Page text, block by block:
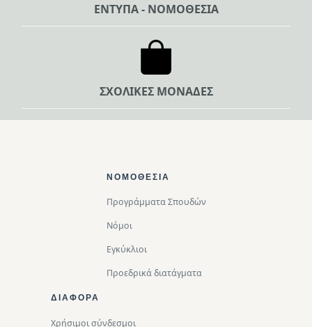
ΕΝΤΥΠΑ - ΝΟΜΟΘΕΣΙΑ
ΣΧΟΛΙΚΕΣ ΜΟΝΑΔΕΣ
ΝΟΜΟΘΕΣΊΑ
Προγράμματα Σπουδών
Νόμοι
Εγκύκλιοι
Προεδρικά διατάγματα
ΔΙΑΦΟΡΑ
Χρήσιμοι σύνδεσμοι